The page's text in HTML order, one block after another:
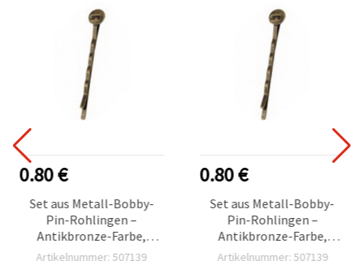
0.80 €
Set aus Metall-Bobby-
Pin-Rohlingen –
Antikbronze-Farbe,
2×52×2 mm, 10er-Pack –
Artikelnummer: 507139
0.80 €
Set aus Metall-Bobby-
Pin-Rohlingen –
Antikbronze-Farbe,
2×52×2 mm, 10er-Pack –
Artikelnummer: 507139